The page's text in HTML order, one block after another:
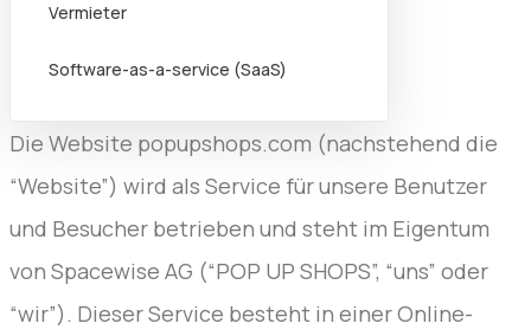
Vermieter
Software-as-a-service (SaaS)
Die Website popupshops.com (nachstehend die
“Website”) wird als Service für unsere Benutzer
und Besucher betrieben und steht im Eigentum
von Spacewise AG (“POP UP SHOPS”, “uns” oder
“wir”). Dieser Service besteht in einer Online-